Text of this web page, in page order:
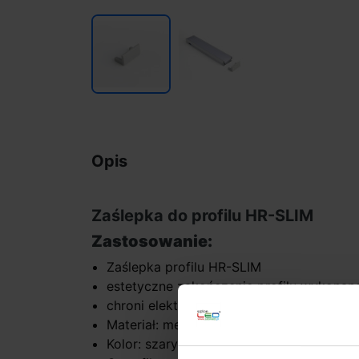
Opis
Zaślepka do profilu HR-SLIM
Zastosowanie:
Zaślepka profilu HR-SLIM
estetyczne zakończenie profilu
chroni elektroniczne elementy LED
Materiał: metal
Kolor: szary